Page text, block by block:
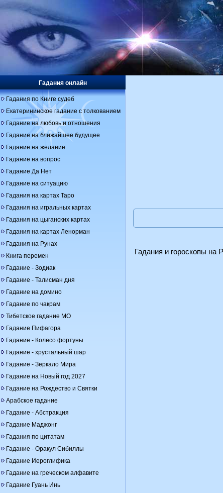
Гадания онлайн
Гадания по Книге судеб
Екатерининское гадание с толкованием
Гадание на любовь и отношения
Гадание на ближайшее будущее
Гадание на желание
Гадание на вопрос
Гадание Да Нет
Гадание на ситуацию
Гадания на картах Таро
Гадания на игральных картах
Гадания на цыганских картах
Гадания на картах Ленорман
Гадания на Рунах
Книга перемен
Гадание - Зодиак
Гадание - Талисман дня
Гадание на домино
Гадание по чакрам
Тибетское гадание МО
Гадание Пифагора
Гадание - Колесо фортуны
Гадание - хрустальный шар
Гадание - Зеркало Мира
Гадание на Новый год 2027
Гадание на Рождество и Святки
Арабское гадание
Гадание - Абстракция
Гадание Маджонг
Гадания по цитатам
Гадание - Оракул Сибиллы
Гадание Иероглифика
Гадание на греческом алфавите
Гадание Гуань Инь
Гадания и гороскопы на